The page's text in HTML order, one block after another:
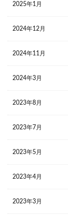
2025年1月
2024年12月
2024年11月
2024年3月
2023年8月
2023年7月
2023年5月
2023年4月
2023年3月